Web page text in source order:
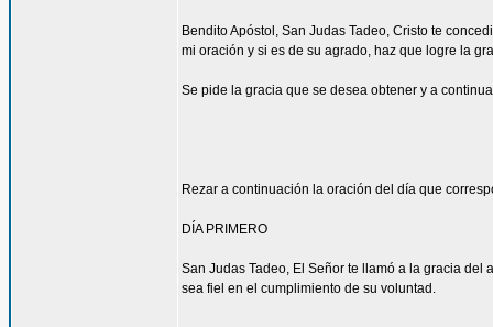
Bendito Apóstol, San Judas Tadeo, Cristo te
mi oración y si es de su agrado, haz que logre la
Se pide la gracia que se desea obtener y a
Rezar a continuación la oración del día que
DÍA PRIMERO
San Judas Tadeo, El Señor te llamó a la gracia
sea fiel en el cumplimiento de su voluntad.